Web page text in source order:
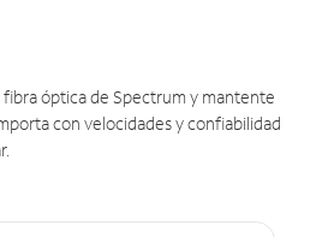
óptica de Spectrum y mantente
con velocidades y confiabilidad